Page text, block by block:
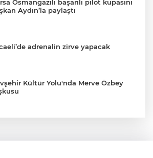
Osmangazili başarılı pilot kupasını
Aydın’la paylaştı
adrenalin zirve yapacak
Kültür Yolu'nda Merve Özbey